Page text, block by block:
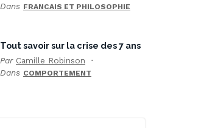
Dans FRANCAIS ET PHILOSOPHIE
Tout savoir sur la crise des 7 ans
Par Camille Robinson
Dans COMPORTEMENT